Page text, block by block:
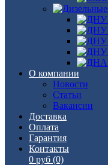
О компании
Новости
Статьи
Вакансии
Доставка
Оплата
Гарантия
Контакты
0 руб (0)